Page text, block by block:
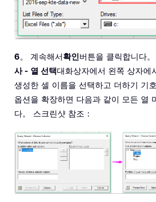
6。 계속해서확인버튼을 클릭합니다
사 - 열 선택대화상자에서 왼쪽 상자에
생성한 셀 이름을 선택하고 더하기 기호
옵션을 확장하면 다음과 같이 모든 열
다。 스크린샷 참조：